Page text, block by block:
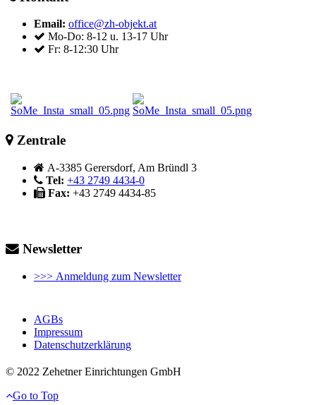
Email: office@zh-objekt.at
Mo-Do: 8-12 u. 13-17 Uhr
Fr: 8-12:30 Uhr
Zentrale
A-3385 Gerersdorf, Am Bründl 3
Tel: +43 2749 4434-0
Fax: +43 2749 4434-85
Newsletter
>>> Anmeldung zum Newsletter
AGBs
Impressum
Datenschutzerklärung
© 2022 Zehetner Einrichtungen GmbH
Go to Top